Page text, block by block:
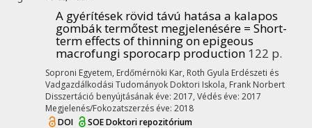
A gyérítések rövid távú hatása a kalapos
gombák termőtest megjelenésére = Short-
term effects of thinning on epigeous
macrofungi sporocarp production 122 p.
Soproni Egyetem, Erdőmérnöki Kar, Roth Gyula Erdészeti és
Vadgazdálkodási Tudományok Doktori Iskola, Frank Norbert
Disszertáció benyújtásának éve: 2017, Védés éve: 2017
Megjelenés/Fokozatszerzés éve: 2018
DOI
SOE Doktori repozitórium